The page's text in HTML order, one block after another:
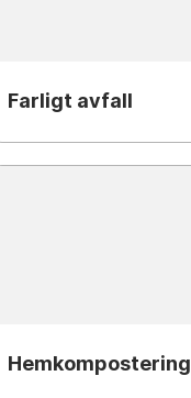
Farligt avfall
Hemkompostering